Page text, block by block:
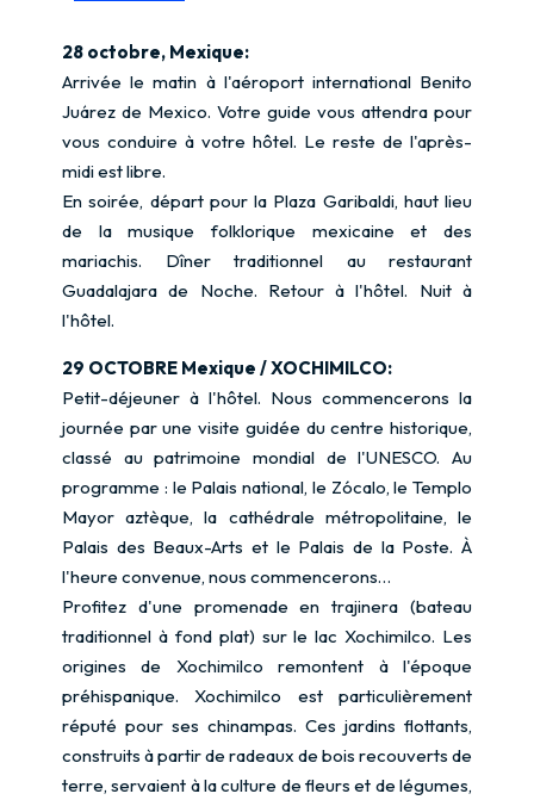
28 octobre, Mexique:
Arrivée le matin à l'aéroport international Benito
Juárez de Mexico. Votre guide vous attendra pour
vous conduire à votre hôtel. Le reste de l'après-
midi est libre.
En soirée, départ pour la Plaza Garibaldi, haut lieu
de la musique folklorique mexicaine et des
mariachis. Dîner traditionnel au restaurant
Guadalajara de Noche. Retour à l'hôtel. Nuit à
l'hôtel.
29 OCTOBRE Mexique / XOCHIMILCO:
Petit-déjeuner à l'hôtel. Nous commencerons la
journée par une visite guidée du centre historique,
classé au patrimoine mondial de l'UNESCO. Au
programme : le Palais national, le Zócalo, le Templo
Mayor aztèque, la cathédrale métropolitaine, le
Palais des Beaux-Arts et le Palais de la Poste. À
l'heure convenue, nous commencerons…
Profitez d'une promenade en trajinera (bateau
traditionnel à fond plat) sur le lac Xochimilco. Les
origines de Xochimilco remontent à l'époque
préhispanique. Xochimilco est particulièrement
réputé pour ses chinampas. Ces jardins flottants,
construits à partir de radeaux de bois recouverts de
terre, servaient à la culture de fleurs et de légumes,